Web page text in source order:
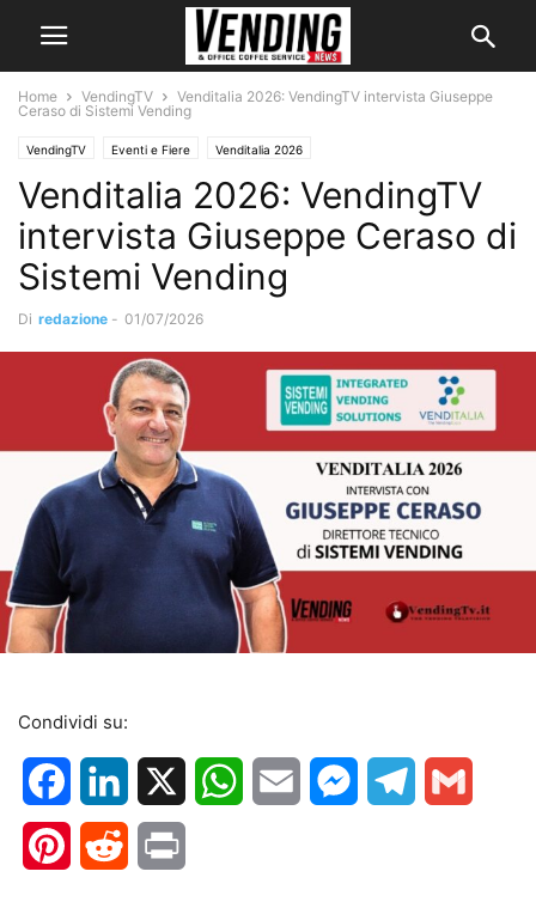
Home VendingTV
Venditalia 2026: VendingTV intervista Giuseppe
Ceraso di Sistemi Vending
VendingTV Eventi e Fiere Venditalia 2026
Venditalia 2026: VendingTV
intervista Giuseppe Ceraso di
Sistemi Vending
Di redazione - 01/07/2026
Condividi su:
FacebookLinkedIn WhatsApp
Email MessengerTelegram
PinterestReddit